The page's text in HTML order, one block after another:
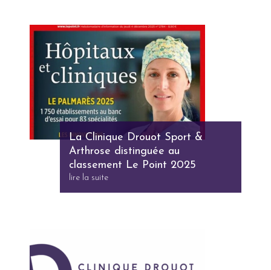
La Clinique Drouot Sport &
Arthrose distinguée au
classement Le Point 2025
lire la suite